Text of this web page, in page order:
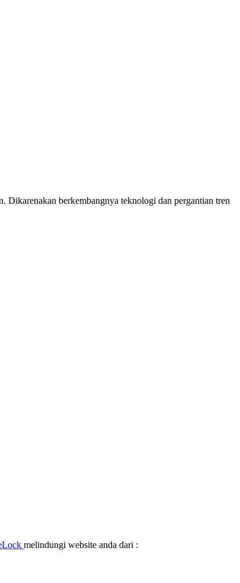
Dikarenakan berkembangnya teknologi dan pergantian tren
melindungi website anda dari :